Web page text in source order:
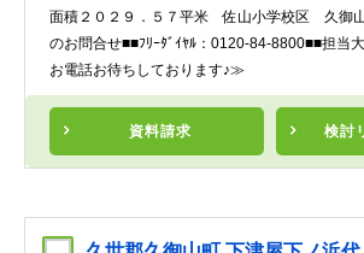
資料請求 検討
面積２０２９．５７平米 佐山小学校区 久御
のお問合せ■■ﾌﾘｰﾀﾞｲﾔﾙ：0120-84-8800■■担当
お電話お待ちしております♪≫